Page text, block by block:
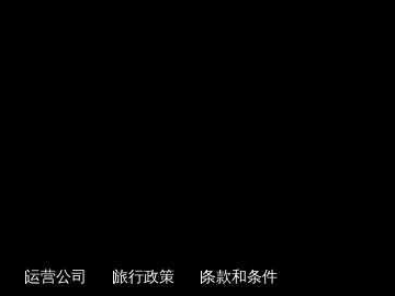
运营公司 旅行政策 条款和条件